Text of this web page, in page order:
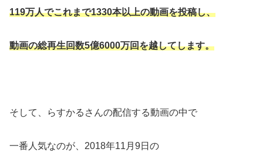
119万人でこれまで1330本以上の動画を投稿し、
動画の総再生回数5億6000万回を越してします。
そして、らすかるさんの配信する動画の中で
一番人気なのが、2018年11月9日の